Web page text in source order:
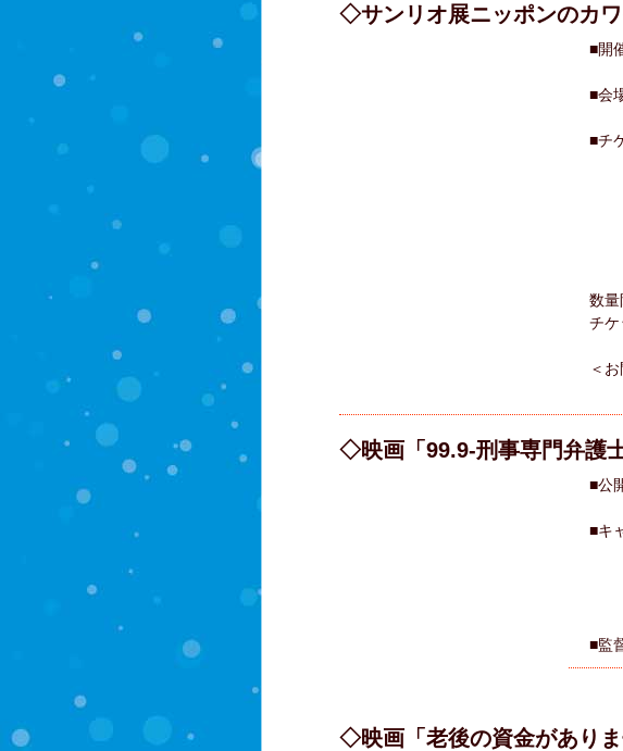
◇サンリオ展ニッポンのカ
■開
■会
■チ
学
子
シ
数量
チケ
＜
◇映画「99.9-刑事専門弁護
■公
■キ
西
高
■監
◇映画「老後の資金がありま